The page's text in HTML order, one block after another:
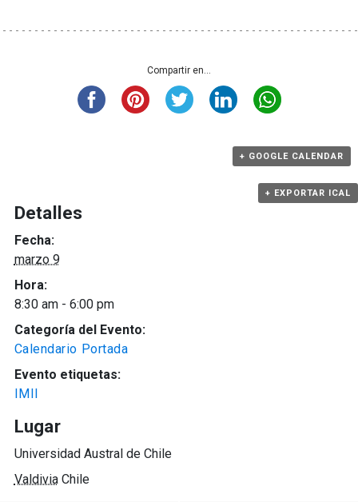
Compartir en...
+ GOOGLE CALENDAR
+ EXPORTAR ICAL
Detalles
Fecha:
marzo 9
Hora:
8:30 am - 6:00 pm
Categoría del Evento:
Calendario Portada
Evento etiquetas:
IMII
Lugar
Universidad Austral de Chile
Valdivia Chile